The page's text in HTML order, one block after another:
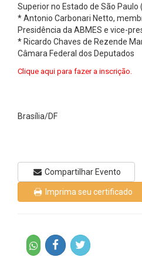
Superior no Estado de São Paulo
* Antonio Carbonari Netto,
Presidência da ABMES e vice-
* Ricardo Chaves de Rezende
Câmara Federal dos Deputados
Clique aqui para fazer a inscrição.
Brasília/DF
Compartilhar Evento
Imprima seu certificado